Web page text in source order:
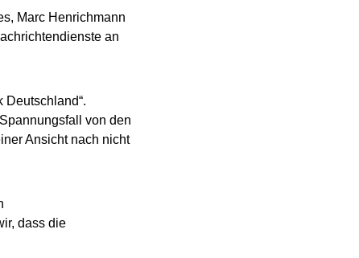
Marc Henrichmann
an
Deutschland“.
von den
Ansicht nach nicht
dass die